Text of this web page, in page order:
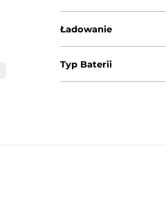
Ładowanie
Typ Baterii